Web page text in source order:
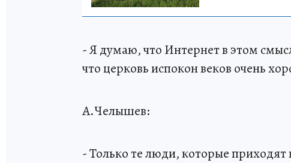
- Я думаю, что Интернет в этом
что церковь испокон веков очень
А.Челышев:
- Только те люди, которые приходят